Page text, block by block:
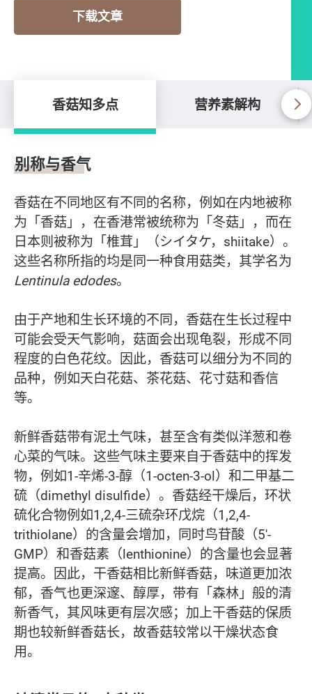
下载文章
香菇知多点 营养素解构
香菇知多点
别称与香气
香菇在不同地区有不同的名称，例如在内地被称
为「香菇」，在香港常被统称为「冬菇」，而在
日本则被称为「椎茸」（シイタケ，shiitake）。
这些名称所指的均是同一种食用菇类，其学名为
Lentinula edodes。
由于产地和生长环境的不同，香菇在生长过程中
可能会受天气影响，菇面会出现龟裂，形成不同
程度的白色花纹。因此，香菇可以细分为不同的
品种，例如天白花菇、茶花菇、花寸菇和香信
等。
新鲜香菇带有泥土气味，甚至含有类似洋葱和卷
心菜的气味。这些气味主要来自于香菇中的挥发
物，例如1-辛烯-3-醇（1-octen-3-ol）和二甲基二
硫（dimethyl disulfide）。香菇经干燥后，环状
硫化合物例如1,2,4-三硫杂环戊烷（1,2,4-
trithiolane）的含量会增加，同时鸟苷酸（5'-
GMP）和香菇素（lenthionine）的含量也会显著
提高。因此，干香菇相比新鲜香菇，味道更加浓
郁，香气也更深邃、醇厚，带有「森林」般的清
新香气，其风味更有层次感；加上干香菇的保质
期也较新鲜香菇长，故香菇较常以干燥状态食
用。